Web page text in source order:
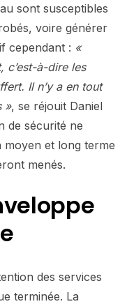
sont susceptibles
voire générer
cependant : «
c’est-à-dire les
Il n’y a en tout
», se réjouit Daniel
de sécurité ne
moyen et long terme
menés.
des services
terminée. La